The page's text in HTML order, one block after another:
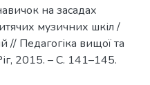
на засадах
музичних шкіл /
// Педагогіка вищої та
2015. – С. 141–145.